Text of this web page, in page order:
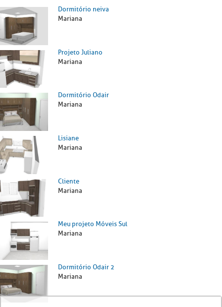
Dormitório neiva
Mariana
Projeto Juliano
Mariana
Dormitório Odair
Mariana
Lisiane
Mariana
Cliente
Mariana
Meu projeto Móveis Sul
Mariana
Dormitório Odair 2
Mariana